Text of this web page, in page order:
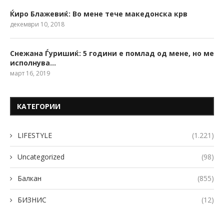
Ќиро Блажевиќ: Во мене тече македонска крв
декември 10, 2018
Снежана Ѓуришиќ: 5 години е помлад од мене, но ме
исполнува…
март 16, 2019
КАТЕГОРИИ
LIFESTYLE (1.221)
Uncategorized (98)
Балкан (855)
БИЗНИС (12)